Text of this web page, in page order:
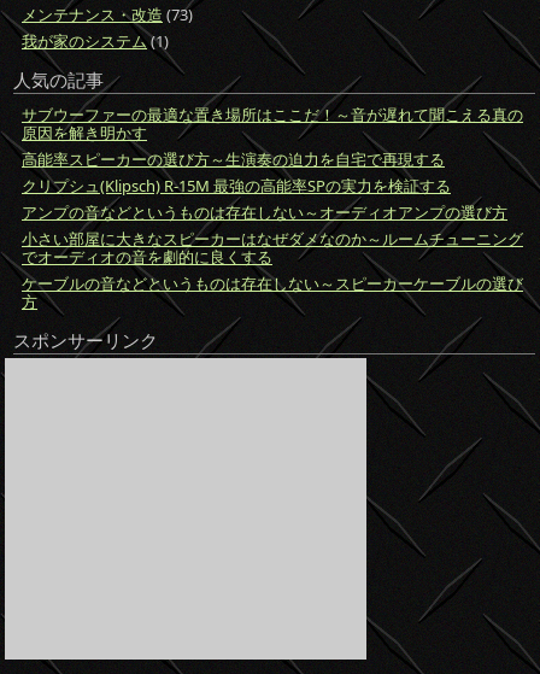
メンテナンス・改造 (73)
我が家のシステム(1)
人気の記事
サブウーファーの最適な置き場所はここだ！～音が遅れて聞こえる真の
原因を解き明かす
高能率スピーカーの選び方～生演奏の迫力を自宅で再現する
クリプシュ(Klipsch) R-15M 最強の高能率SPの実力を検証する
アンプの音などというものは存在しない～オーディオアンプの選び方
小さい部屋に大きなスピーカーはなぜダメなのか～ルームチューニング
でオーディオの音を劇的に良くする
ケーブルの音などというものは存在しない～スピーカーケーブルの選び
方
スポンサーリンク